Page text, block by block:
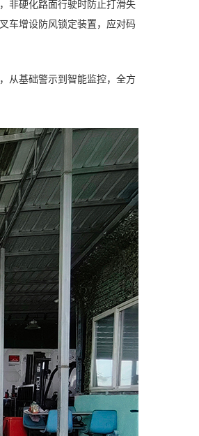
非硬化路面行驶时防止打滑失
车增设防风锁定装置，应对码
从基础警示到智能监控，全方